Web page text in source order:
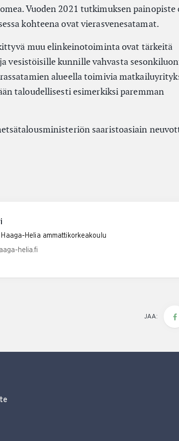
Vuoden 2021 tutkimuksen
kohteena ovat vierasvenesatamat.
muu elinkeinotoiminta ovat tärkeitä
vesistöisille kunnille vahvasta
alueella toimivia
taloudellisesti esimerkiksi paremman
saaristoasiain
Haaga-Helia ammattikorkeakoulu
helia.fi
JAA: